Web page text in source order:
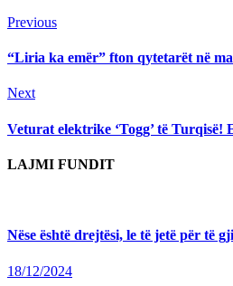
Continue
Reading
PreviousPrevious
“Liria ka emër” fton qytetarët në
NextNext
Veturat elektrike ‘Togg’ të
LAJMI FUNDIT
Nëse është drejtësi, le të jetë për të
18/12/2024